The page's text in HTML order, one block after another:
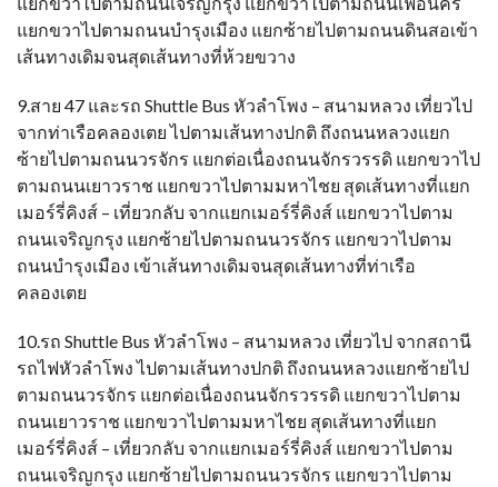
แยกขวาไปตามถนนบำรุงเมือง แยกซ้ายไปตามถนนดินสอเข้า
เส้นทางเดิมจนสุดเส้นทางที่ห้วยขวาง
9.สาย 47 และรถ Shuttle Bus หัวลำโพง – สนามหลวง เที่ยวไป
จากท่าเรือคลองเตย ไปตามเส้นทางปกติ ถึงถนนหลวงแยก
ซ้ายไปตามถนนวรจักร แยกต่อเนื่องถนนจักรวรรดิ แยกขวาไป
ตามถนนเยาวราช แยกขวาไปตามมหาไชย สุดเส้นทางที่แยก
เมอร์รี่คิงส์ – เที่ยวกลับ จากแยกเมอร์รี่คิงส์ แยกขวาไปตาม
ถนนเจริญกรุง แยกซ้ายไปตามถนนวรจักร แยกขวาไปตาม
ถนนบำรุงเมือง เข้าเส้นทางเดิมจนสุดเส้นทางที่ท่าเรือ
คลองเตย
10.รถ Shuttle Bus หัวลำโพง – สนามหลวง เที่ยวไป จากสถานี
รถไฟหัวลำโพง ไปตามเส้นทางปกติ ถึงถนนหลวงแยกซ้ายไป
ตามถนนวรจักร แยกต่อเนื่องถนนจักรวรรดิ แยกขวาไปตาม
ถนนเยาวราช แยกขวาไปตามมหาไชย สุดเส้นทางที่แยก
เมอร์รี่คิงส์ – เที่ยวกลับ จากแยกเมอร์รี่คิงส์ แยกขวาไปตาม
ถนนเจริญกรุง แยกซ้ายไปตามถนนวรจักร แยกขวาไปตาม